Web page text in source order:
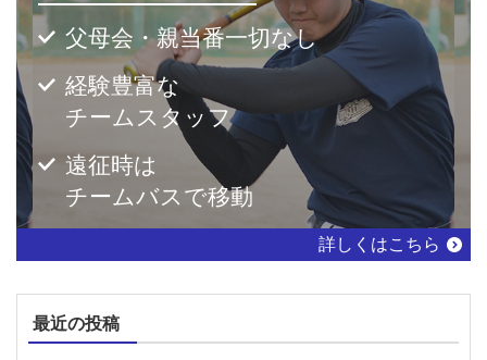
父母会・親当番一切なし
経験豊富な
チームスタッフ
遠征時は
チームバスで移動
詳しくはこちら
最近の投稿